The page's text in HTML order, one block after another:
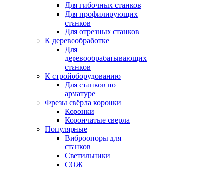
Для гибочных станков
Для профилирующих
станков
Для отрезных станков
К деревообработке
Для
деревообрабатывающих
станков
К стройоборудованию
Для станков по
арматуре
Фрезы свёрла коронки
Коронки
Корончатые сверла
Популярные
Виброопоры для
станков
Светильники
СОЖ